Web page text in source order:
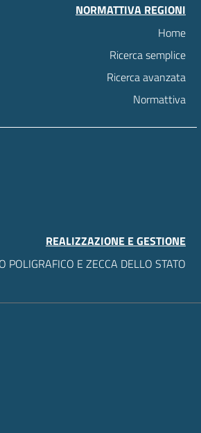
NORMATTIVA REGIONI
Home
Ricerca semplice
Ricerca avanzata
Normattiva
REALIZZAZIONE E GESTIONE
POLIGRAFICO E ZECCA DELLO STATO